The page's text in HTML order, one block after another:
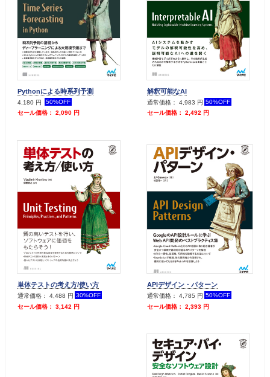
Pythonによる時系列予測
4,180 円
50%OFF
セール価格： 2,090 円
解釈可能なAI
通常価格： 4,983 円 50%OFF
セール価格： 2,492 円
単体テストの考え方/使い方
通常価格： 4,488 円 30%OFF
セール価格： 3,142 円
APIデザイン・パターン
通常価格： 4,785 円 50%OFF
セール価格： 2,393 円